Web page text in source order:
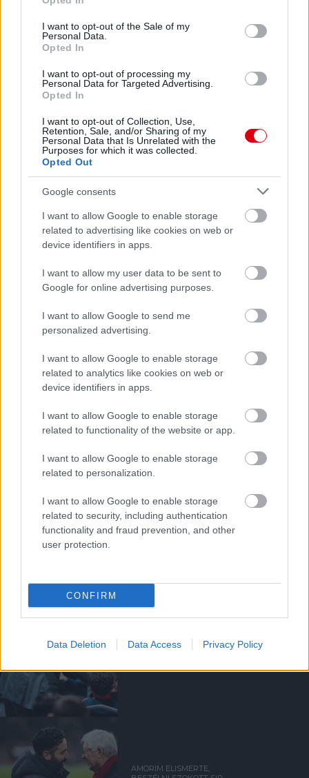
use your data for below specified purposes in below Google
consent section.
I want to opt-out of the Sale of my
Personal Data.
Opted In
I want to opt-out of processing my
Personal Data for Targeted Advertising.
Opted In
I want to opt-out of Collection, Use,
Retention, Sale, and/or Sharing of my
Personal Data that Is Unrelated with the
Purposes for which it was collected.
Opted Out
Google consents
I want to allow Google to enable storage
related to advertising like cookies on web or
device identifiers in apps.
I want to allow my user data to be sent to
Google for online advertising purposes.
I want to allow Google to send me
personalized advertising.
I want to allow Google to enable storage
related to analytics like cookies on web or
device identifiers in apps.
I want to allow Google to enable storage
related to functionality of the website or app.
I want to allow Google to enable storage
related to personalization.
I want to allow Google to enable storage
related to security, including authentication
functionality and fraud prevention, and other
user protection.
CONFIRM
Data Deletion Data Access Privacy Policy
Manchester United
Felkészülési szezon 4. mérkőzés
Nya Ullevi, Göteborg
2026-08-08 17:00
1 nap 15 óra 5 perc 43 másodperc
Leeds Unitedvs Manchester United2026-08-12 20:30
AC MilanvsManchester United
ELŐZŐ MÉRKŐZÉSEK
Támogatás
Támogasd adományoddal
Kapcsolódó hírek
SIR ALEX FERGUSON
FLETCHER "SZÜRREÁLIS"
HETÉRŐL, BRUNORÓL ÉS A
POZITIVITÁS
AMORIM ELISMERTE,